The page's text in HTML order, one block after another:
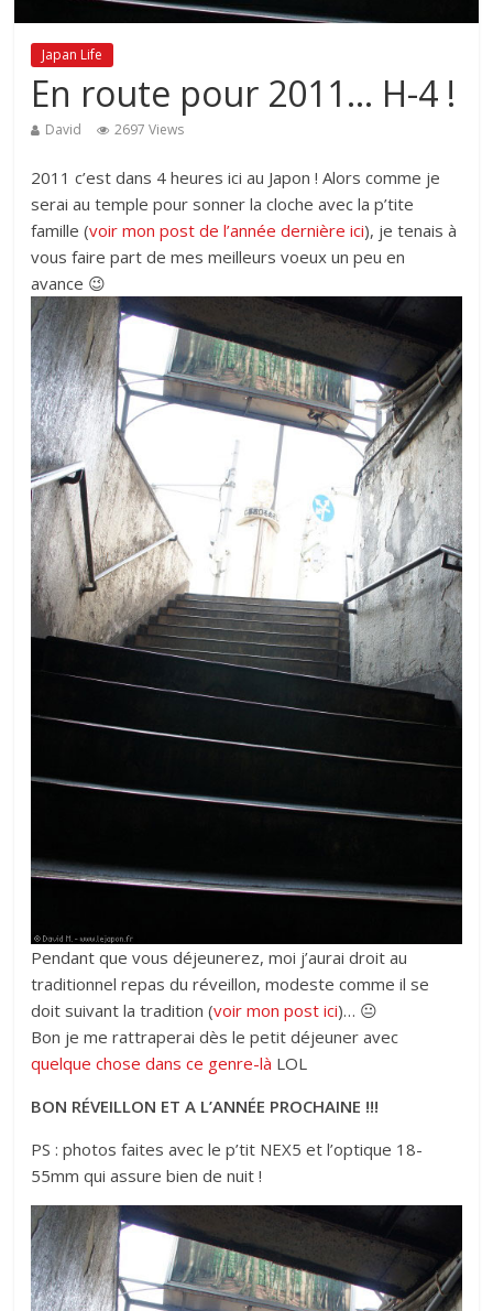
Japan Life
En route pour 2011… H-4 !
David 2697 Views
2011 c’est dans 4 heures ici au Japon ! Alors comme je
serai au temple pour sonner la cloche avec la p’tite
famille (voir mon post de l’année dernière ici), je tenais à
vous faire part de mes meilleurs voeux un peu en
avance 😉
Pendant que vous déjeunerez, moi j’aurai droit au
traditionnel repas du réveillon, modeste comme il se
doit suivant la tradition (voir mon post ici)… 😐
Bon je me rattraperai dès le petit déjeuner avec
quelque chose dans ce genre-là LOL
BON RÉVEILLON ET A L’ANNÉE PROCHAINE !!!
PS : photos faites avec le p’tit NEX5 et l’optique 18-
55mm qui assure bien de nuit !